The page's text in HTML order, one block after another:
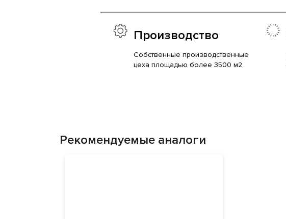
Производство
Собственные производственные
цеха площадью более 3500 м2
Рекомендуемые аналоги